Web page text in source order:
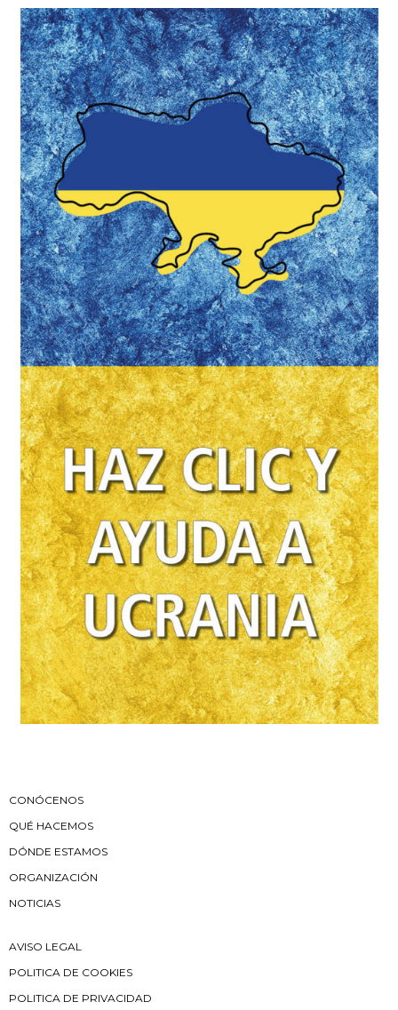
CONÓCENOS
QUÉ HACEMOS
DÓNDE ESTAMOS
ORGANIZACIÓN
NOTICIAS
AVISO LEGAL
POLITICA DE COOKIES
POLITICA DE PRIVACIDAD